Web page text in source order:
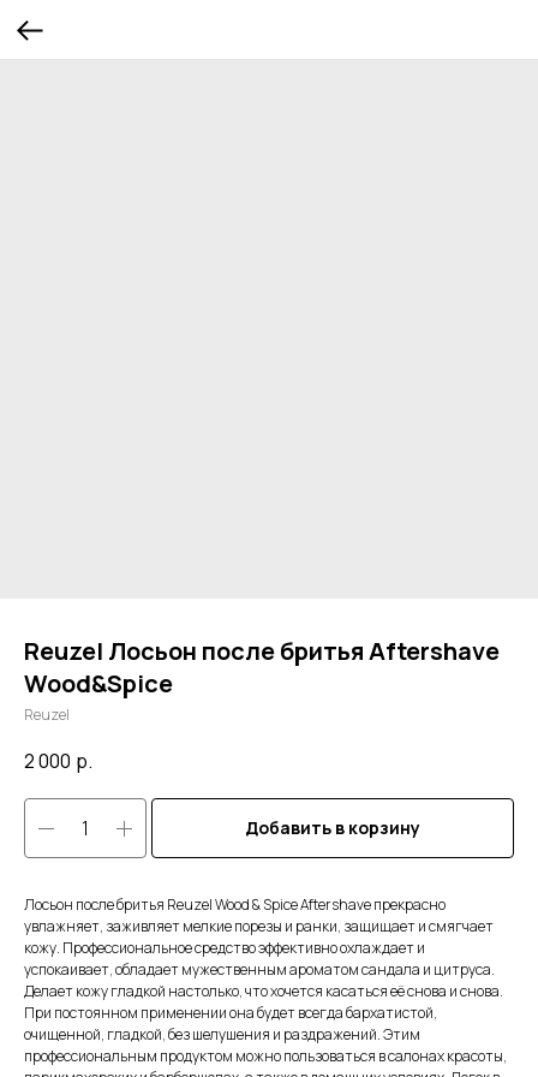
Reuzel Лосьон после бритья Aftershave
Wood&Spice
Reuzel
2 000 р.
Добавить в корзину
Лосьон после бритья Reuzel Wood & Spice Aftershave прекрасно
увлажняет, заживляет мелкие порезы и ранки, защищает и смягчает
кожу. Профессиональное средство эффективно охлаждает и
успокаивает, обладает мужественным ароматом сандала и цитруса.
Делает кожу гладкой настолько, что хочется касаться её снова и снова.
При постоянном применении она будет всегда бархатистой,
очищенной, гладкой, без шелушения и раздражений. Этим
профессиональным продуктом можно пользоваться в салонах красоты,